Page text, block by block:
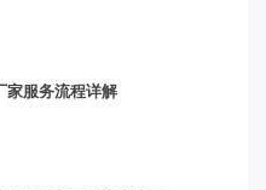
家服务流程详解